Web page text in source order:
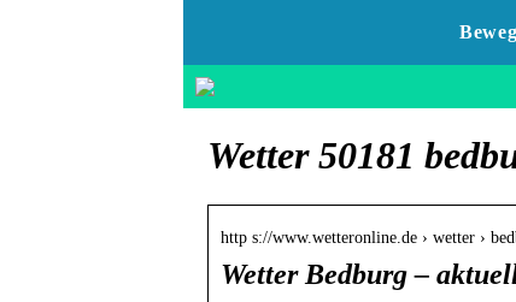
Wetter 50181
http s://www.wetteronline.de › wetter ›
Wetter Bedburg –